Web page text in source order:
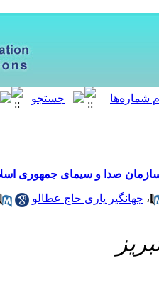
برگشت به
اسلامی ایران)
،حمدالله حبیبی